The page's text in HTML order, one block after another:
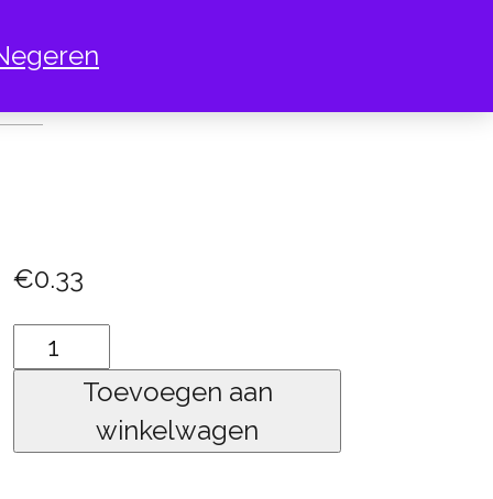
€0.33
hockey
aantalToevoegen aan
winkelwagen